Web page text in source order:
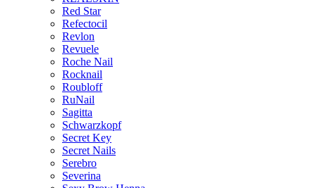
Red Star
Refectocil
Revlon
Revuele
Roche Nail
Rocknail
Roubloff
RuNail
Sagitta
Schwarzkopf
Secret Key
Secret Nails
Serebro
Severina